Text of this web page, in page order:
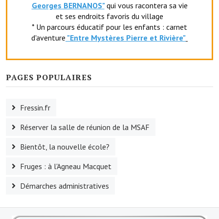
Le foyer rural
Le club de l'amitié
L'association Avotra-France
L'association des anciens combattants
L'association des anciens sapeurs-pompiers volontaires
Village sportif
L'US Crequy Fressin
Georges BERNANOS" qui vous racontera sa vie
et ses endroits favoris du village
* Un parcours éducatif pour les enfants : carnet
d'aventure "Entre Mystères Pierre et Rivière"
PAGES POPULAIRES
Fressin.fr
Réserver la salle de réunion de la MSAF
Bientôt, la nouvelle école?
Fruges : à l'Agneau Macquet
Démarches administratives